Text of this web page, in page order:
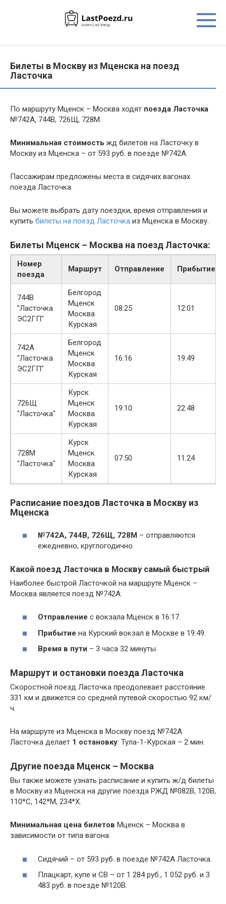
Билеты в Москву из Мценска на поезд
Ласточка
По маршруту Мценск – Москва ходят поезда Ласточка
№742А, 744В, 726Щ, 728М.
Минимальная стоимость жд билетов на Ласточку в
Москву из Мценска – от 593 руб. в поезде №742А.
Пассажирам предложены места в сидячих вагонах
поезда Ласточка.
Вы можете выбрать дату поездки, время отправления и
купить билеты на поезд Ласточка из Мценска в Москву.
Билеты Мценск – Москва на поезд Ласточка:
Номер
поезда
Маршрут Отправление Прибытие
744В
"Ласточка
ЭС2ГП"
Белгород
Мценск
Москва
Курская
08:25 12:01
742А
"Ласточка
ЭС2ГП"
Белгород
Мценск
Москва
Курская
16:16 19:49
726Щ
"Ласточка"
Курск
Мценск
Москва
Курская
19:10 22:48
728М
"Ласточка"
Курск
Мценск
Москва
Курская
07:50 11:24
Расписание поездов Ласточка в Москву из
Мценска
№742А, 744В, 726Щ, 728М – отправляются
ежедневно, круглогодично.
Какой поезд Ласточка в Москву самый быстрый
Наиболее быстрой Ласточкой на маршруте Мценск –
Москва является поезд №742А:
Отправление с вокзала Мценск в 16:17.
Прибытие на Курский вокзал в Москве в 19:49.
Время в пути – 3 часа 32 минуты.
Маршрут и остановки поезда Ласточка
Скоростной поезд Ласточка преодолевает расстояние
331 км и движется со средней путевой скоростью 92 км/
ч.
На маршруте из Мценска в Москву поезд №742А
Ласточка делает 1 остановку: Тула-1-Курская – 2 мин.
Другие поезда Мценск – Москва
Вы также можете узнать расписание и купить ж/д билеты
в Москву из Мценска на другие поезда РЖД №082В, 120В,
110*С, 142*М, 234*Х.
Минимальная цена билетов Мценск – Москва в
зависимости от типа вагона:
Сидячий – от 593 руб. в поезде №742А Ласточка.
Плацкарт, купе и СВ – от 1 284 руб., 1 052 руб. и 3
483 руб. в поезде №120В.